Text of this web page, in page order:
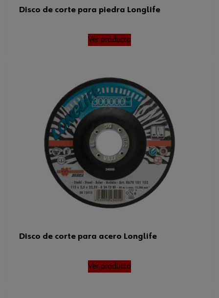
Disco de corte para piedra Longlife
Ver producto
Disco de corte para acero Longlife
Ver producto